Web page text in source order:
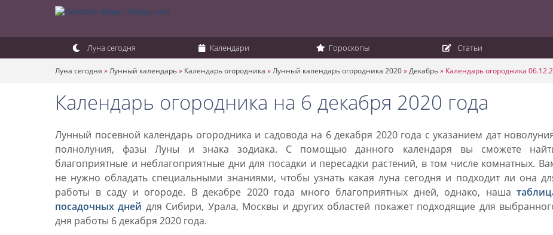
Луна сегодня Календари Гороскопы Статьи
Луна сегодня »Лунный календарь» Календарь огородника »Лунный календарь огородника 2020»Декабрь» Календарь огородника
Календарь огородника на 6 декабря 2020 года
Лунный посевной календарь огородника и садовода на 6 декабря 2020 года с указанием дат
полнолуния, фазы Луны и знака зодиака. С помощью данного календаря вы сможете
благоприятные и неблагоприятные дни для посадки и пересадки растений, в том числе комнатных.
не нужно обладать специальными знаниями, чтобы узнать какая луна сегодня и подходит ли она
работы в саду и огороде. В декабре 2020 года много благоприятных дней, однако, наша
посадочных дней для Сибири, Урала, Москвы и других областей покажет подходящие для
дня работы 6 декабря 2020 года.